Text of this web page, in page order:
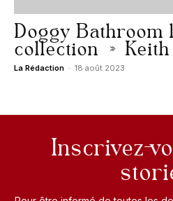
Doggy Bathroom
collection » Keith
La Rédaction - 18 août 2023
Inscrivez-